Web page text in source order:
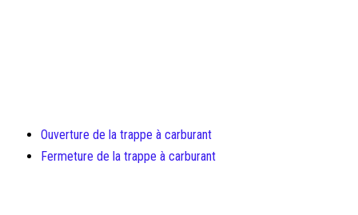
Ouverture de la trappe à carburant
Fermeture de la trappe à carburant